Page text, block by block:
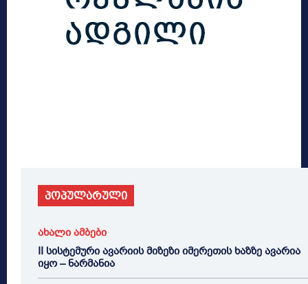
პოპულარული
ახალი ამბები
II სისტემური ავარიის მიზეზი იმერეთის ხაზზე ავარია
იყო – ნარმანია